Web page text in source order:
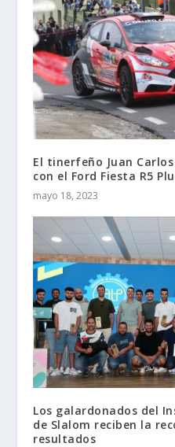
El tinerfeño Juan
con el Ford Fiesta R5
mayo 18, 2023
Los galardonados del
de Slalom reciben la
resultados